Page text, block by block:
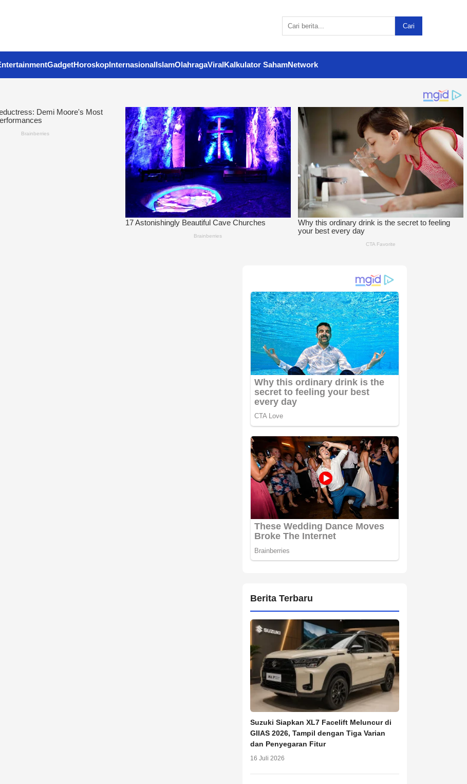
Cari
GadgetHoroskopInternasionalIslamOlahragaViralKalkulator SahamNetwork
Berita Terbaru
Suzuki Siapkan XL7 Facelift Meluncur di
GIIAS 2026, Tampil dengan Tiga Varian
dan Penyegaran Fitur
16 Juli 2026